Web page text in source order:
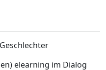
elearning im Dialog